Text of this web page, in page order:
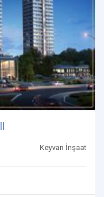
Keyvan İnşaat